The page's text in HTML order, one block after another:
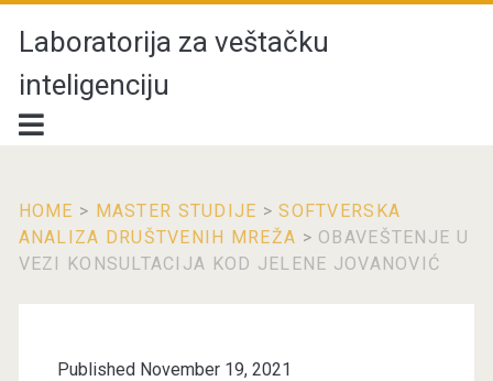
Laboratorija za veštačku
inteligenciju
HOME > MASTER STUDIJE >SOFTVERSKA
ANALIZA DRUŠTVENIH MREŽA > OBAVEŠTENJE U
VEZI KONSULTACIJA KOD JELENE JOVANOVIĆ
Published November 19, 2021